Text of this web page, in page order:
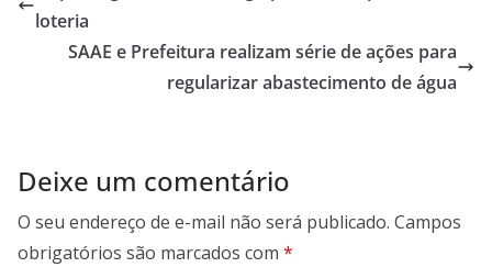
o
k
A
p
n
m
loteria
SAAE e Prefeitura realizam série de ações para
regularizar abastecimento de água
Deixe um comentário
O seu endereço de e-mail não será publicado. Campos
obrigatórios são marcados com *